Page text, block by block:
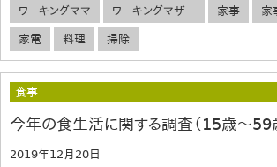
ワーキングママ ワーキングマザー 家事 家
家電 料理 掃除
食事
今年の食生活に関する調査（15歳～59
2019年12月20日